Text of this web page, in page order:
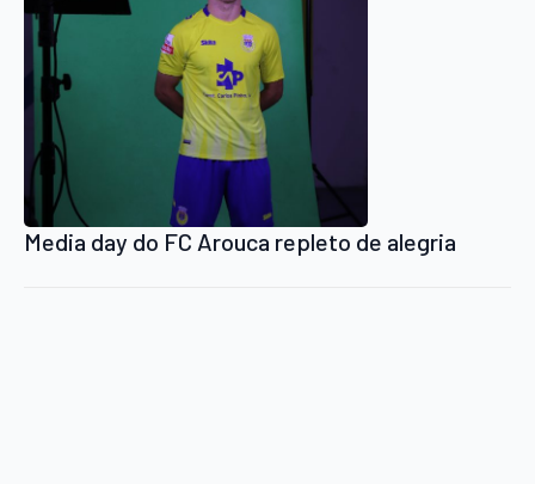
Media day do FC Arouca repleto de alegria